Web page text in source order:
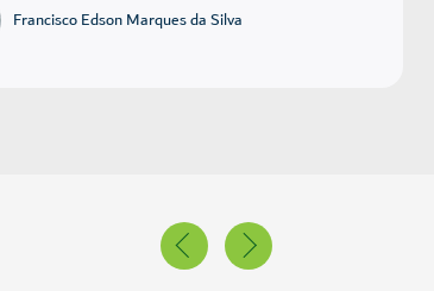
Francisco Edson Marques da Silva